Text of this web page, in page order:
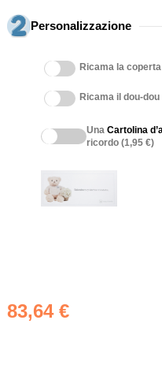
Personalizzazione
Ricama la coperta
Ricama il dou-dou
UnaCartolina
ricordo (1,95 €)
83,64 €